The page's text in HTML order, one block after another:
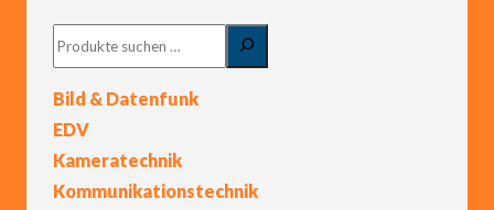
Suchen
Bild & Datenfunk
EDV
Kameratechnik
Kommunikationstechnik